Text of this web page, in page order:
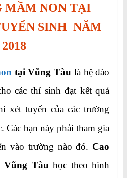
MẦM NON TẠI
SINH NĂM
2018
tại Vũng Tàu là hệ đào
các thí sinh đạt kết quả
xét tuyển của các trường
Các bạn này phải tham gia
vào trường nào đó. Cao
Vũng Tàu học theo hình